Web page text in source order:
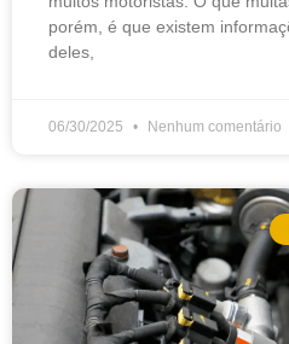
porém, é que existem
deles,
06/30/2025 Nenhum comentário